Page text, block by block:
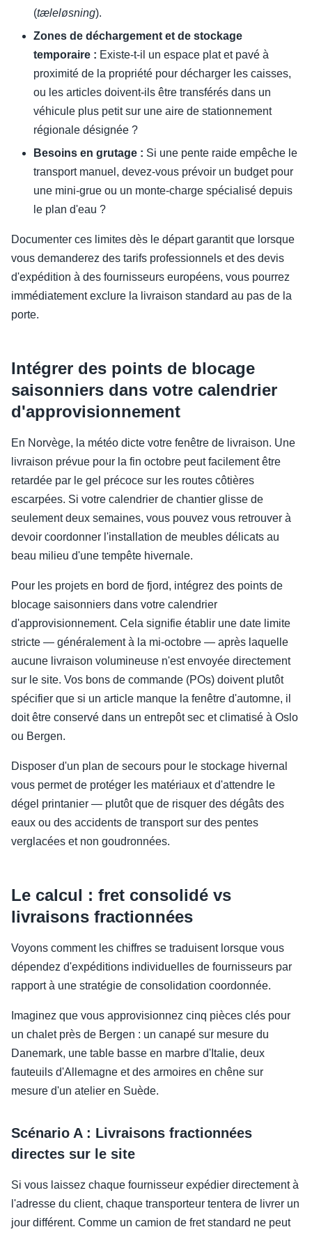
(tæleløsning).
Zones de déchargement et de stockage
temporaire : Existe-t-il un espace plat et pavé à
proximité de la propriété pour décharger les caisses,
ou les articles doivent-ils être transférés dans un
véhicule plus petit sur une aire de stationnement
régionale désignée ?
Besoins en grutage : Si une pente raide empêche le
transport manuel, devez-vous prévoir un budget pour
une mini-grue ou un monte-charge spécialisé depuis
le plan d'eau ?
Documenter ces limites dès le départ garantit que lorsque
vous demanderez des tarifs professionnels et des devis
d'expédition à des fournisseurs européens, vous pourrez
immédiatement exclure la livraison standard au pas de la
porte.
Intégrer des points de blocage
saisonniers dans votre calendrier
d'approvisionnement
En Norvège, la météo dicte votre fenêtre de livraison. Une
livraison prévue pour la fin octobre peut facilement être
retardée par le gel précoce sur les routes côtières
escarpées. Si votre calendrier de chantier glisse de
seulement deux semaines, vous pouvez vous retrouver à
devoir coordonner l'installation de meubles délicats au
beau milieu d'une tempête hivernale.
Pour les projets en bord de fjord, intégrez des points de
blocage saisonniers dans votre calendrier
d'approvisionnement. Cela signifie établir une date limite
stricte — généralement à la mi-octobre — après laquelle
aucune livraison volumineuse n'est envoyée directement
sur le site. Vos bons de commande (POs) doivent plutôt
spécifier que si un article manque la fenêtre d'automne, il
doit être conservé dans un entrepôt sec et climatisé à Oslo
ou Bergen.
Disposer d'un plan de secours pour le stockage hivernal
vous permet de protéger les matériaux et d'attendre le
dégel printanier — plutôt que de risquer des dégâts des
eaux ou des accidents de transport sur des pentes
verglacées et non goudronnées.
Le calcul : fret consolidé vs
livraisons fractionnées
Voyons comment les chiffres se traduisent lorsque vous
dépendez d'expéditions individuelles de fournisseurs par
rapport à une stratégie de consolidation coordonnée.
Imaginez que vous approvisionnez cinq pièces clés pour
un chalet près de Bergen : un canapé sur mesure du
Danemark, une table basse en marbre d'Italie, deux
fauteuils d'Allemagne et des armoires en chêne sur
mesure d'un atelier en Suède.
Scénario A : Livraisons fractionnées
directes sur le site
Si vous laissez chaque fournisseur expédier directement à
l'adresse du client, chaque transporteur tentera de livrer un
jour différent. Comme un camion de fret standard ne peut